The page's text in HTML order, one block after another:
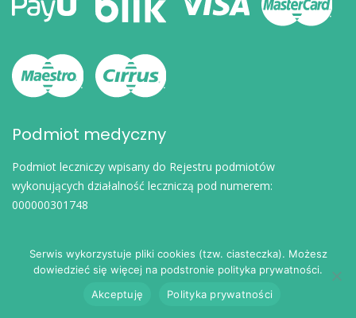
Podmiot medyczny
Podmiot leczniczy wpisany do Rejestru podmiotów
wykonujących działalność leczniczą pod numerem:
000000301748
eDoktorzy.pl . Wszelkie prawa zastrzeżone.
Serwis wykorzystuje pliki cookies (tzw. ciasteczka). Możesz
dowiedzieć się więcej na podstronie polityka prywatności.
Akceptuję
Polityka prywatności